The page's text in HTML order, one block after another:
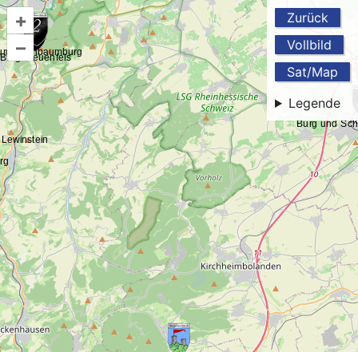
Zurück
Vollbild
Sat/Map
Legende
+
–